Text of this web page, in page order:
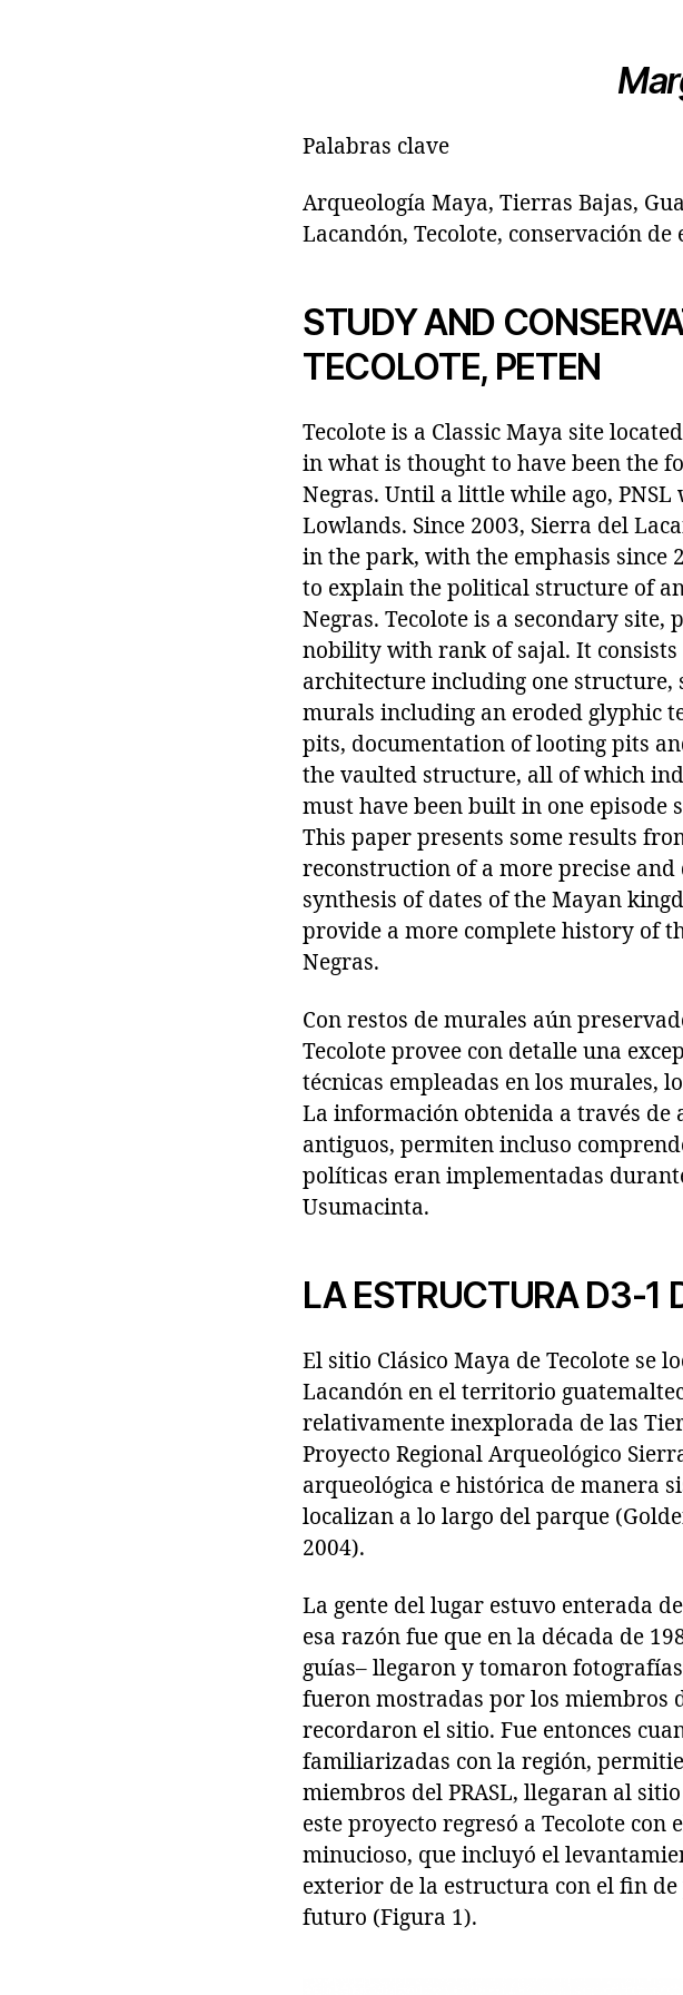
Palabras clave
Arqueología Maya, Tierras Bajas,
Lacandón, Tecolote, conservación
STUDY AND
TECOLOTE, PETEN
Tecolote is a Classic Maya site
in what is thought to have been the
Negras. Until a little while ago,
Lowlands. Since 2003, Sierra del
in the park, with the emphasis since
to explain the political structure of
Negras. Tecolote is a secondary
nobility with rank of sajal. It
architecture including one
murals including an eroded glyphic
pits, documentation of looting pits
the vaulted structure, all of which
must have been built in one episode
This paper presents some results
reconstruction of a more precise
synthesis of dates of the Mayan
provide a more complete history of
Negras.
Con restos de murales aún
Tecolote provee con detalle una
técnicas empleadas en los murales,
La información obtenida a través de
antiguos, permiten incluso
políticas eran implementadas
Usumacinta.
LA ESTRUCTURA D3-1
El sitio Clásico Maya de Tecolote se
Lacandón en el territorio
relativamente inexplorada de las
Proyecto Regional Arqueológico
arqueológica e histórica de manera
localizan a lo largo del parque
2004).
La gente del lugar estuvo enterada
esa razón fue que en la década de
guías– llegaron y tomaron
fueron mostradas por los miembros
recordaron el sitio. Fue entonces
familiarizadas con la región,
miembros del PRASL, llegaran al
este proyecto regresó a Tecolote
minucioso, que incluyó el
exterior de la estructura con el fin
futuro (Figura 1).